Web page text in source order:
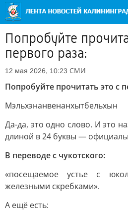
Попробуйте
первого раза:
12 мая 2026, 10:23 СМИ
Попробуйте прочитать это с
Мэльхэнанвенанхытбельхын
Да-да, это одно слово. И это
длиной в 24 буквы —
В переводе с чукотского:
«посещаемое устье с
железными скребками».
А ещё есть: